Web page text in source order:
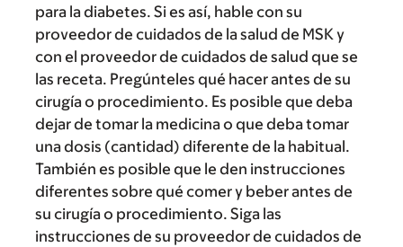
para la diabetes. Si es así, hable con su
proveedor de cuidados de la salud de MSK y
con el proveedor de cuidados de salud que se
las receta. Pregúnteles qué hacer antes de su
cirugía o procedimiento. Es posible que deba
dejar de tomar la medicina o que deba tomar
una dosis (cantidad) diferente de la habitual.
También es posible que le den instrucciones
diferentes sobre qué comer y beber antes de
su cirugía o procedimiento. Siga las
instrucciones de su proveedor de cuidados de